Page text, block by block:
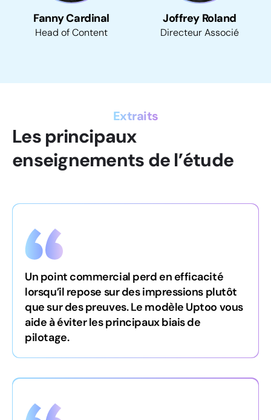
Fanny Cardinal
Head of Content
Joffrey Roland
Directeur Associé
Extraits
Les principaux
enseignements de l’étude
Un point commercial perd en efficacité
lorsqu’il repose sur des impressions plutôt
que sur des preuves. Le modèle Uptoo vous
aide à éviter les principaux biais de
pilotage.